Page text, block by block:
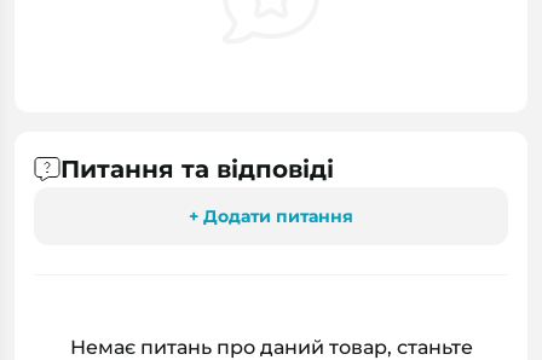
Питання та відповіді
+ Додати питання
Немає питань про даний товар, станьте